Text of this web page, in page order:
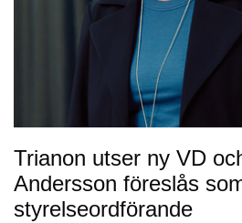
Trianon utser ny VD
Andersson föreslås
styrelseordförande